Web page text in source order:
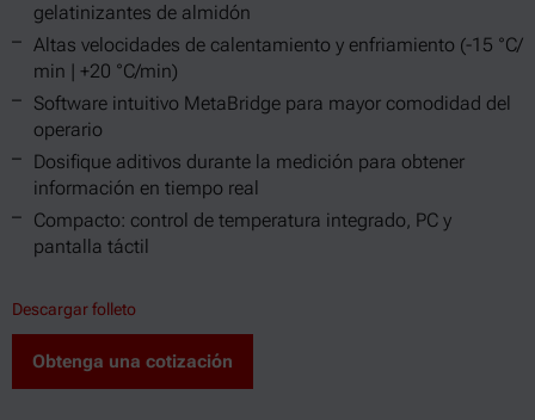
gelatinizantes de almidón
Altas velocidades de calentamiento y enfriamiento (-15 °C/
min | +20 °C/min)
Software intuitivo MetaBridge para mayor comodidad del
operario
Dosifique aditivos durante la medición para obtener
información en tiempo real
Compacto: control de temperatura integrado, PC y
pantalla táctil
Descargar folleto
Obtenga una cotización